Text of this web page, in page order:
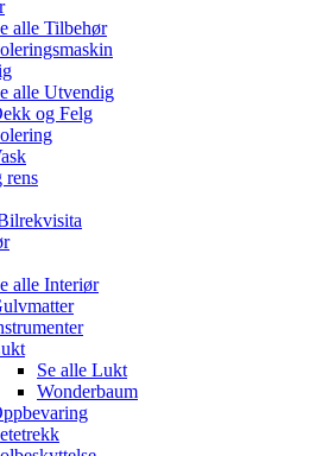
alle Tilbehør
alle Utvendig
og Felg
rens
alle Interiør
Se alle Lukt
Wonderbaum